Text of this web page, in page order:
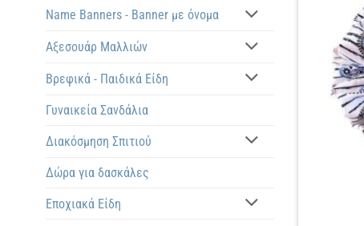
Name Banners - Banner με όνομα
Αξεσουάρ Μαλλιών
Βρεφικά - Παιδικά Είδη
Γυναικεία Σανδάλια
Διακόσμηση Σπιτιού
Δώρα για δασκάλες
Εποχιακά Είδη